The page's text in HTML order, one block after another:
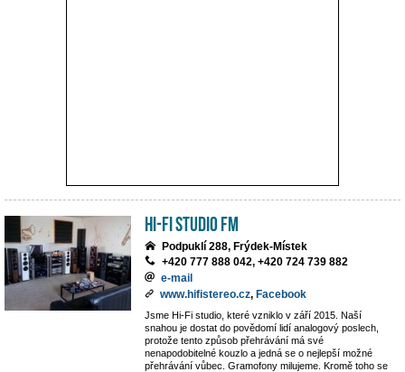
Hi-Fi Studio FM
Podpuklí 288, Frýdek-Místek
+420 777 888 042, +420 724 739 882
e-mail
www.hifistereo.cz, Facebook
Jsme Hi-Fi studio, které vzniklo v září 2015. Naší
snahou je dostat do povědomí lidí analogový poslech,
protože tento způsob přehrávání má své
nenapodobitelné kouzlo a jedná se o nejlepší možné
přehrávání vůbec. Gramofony milujeme. Kromě toho se